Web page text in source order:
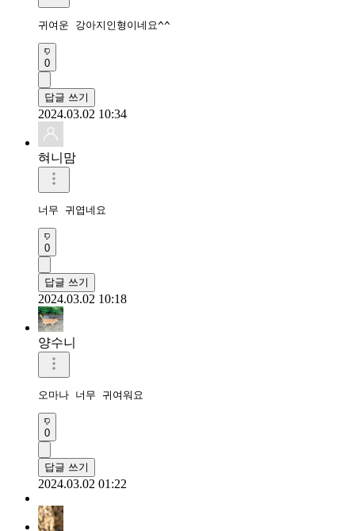
귀여운 강아지인형이네요^^
0
답글 쓰기
2024.03.02 10:34
혀니맘
너무 귀엽네요
0
답글 쓰기
2024.03.02 10:18
양수니
오마나 너무 귀여워요
0
답글 쓰기
2024.03.02 01:22